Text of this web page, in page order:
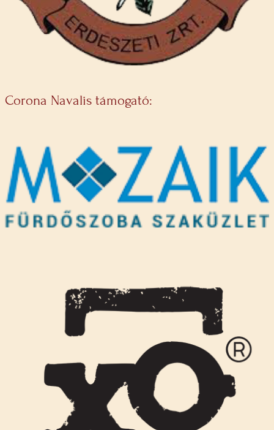
Corona Navalis támogató: